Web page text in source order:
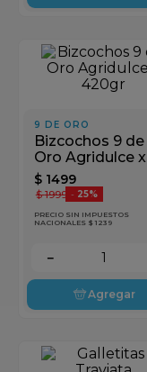
9 DE ORO
Bizcochos 9 de
Oro Agridulce x
420gr
$ 1499
$ 1999 - 25%
PRECIO SIN IMPUESTOS
NACIONALES $ 1239
－
Agregar